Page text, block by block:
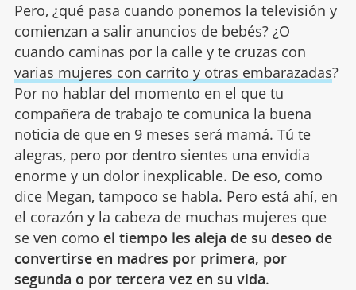
Pero, ¿qué pasa cuando ponemos la televisión y
comienzan a salir anuncios de bebés? ¿O
cuando caminas por la calle y te cruzas con
varias mujeres con carrito y otras embarazadas?
Por no hablar del momento en el que tu
compañera de trabajo te comunica la buena
noticia de que en 9 meses será mamá. Tú te
alegras, pero por dentro sientes una envidia
enorme y un dolor inexplicable. De eso, como
dice Megan, tampoco se habla. Pero está ahí, en
el corazón y la cabeza de muchas mujeres que
se ven como el tiempo les aleja de su deseo de
convertirse en madres por primera, por
segunda o por tercera vez en su vida.